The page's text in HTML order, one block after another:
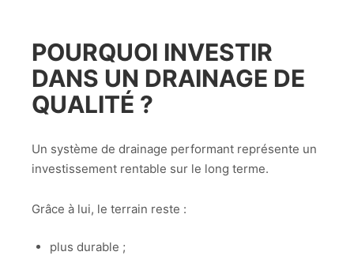
POURQUOI INVESTIR
DANS UN DRAINAGE DE
QUALITÉ ?
Un système de drainage performant représente un
investissement rentable sur le long terme.
Grâce à lui, le terrain reste :
plus durable ;